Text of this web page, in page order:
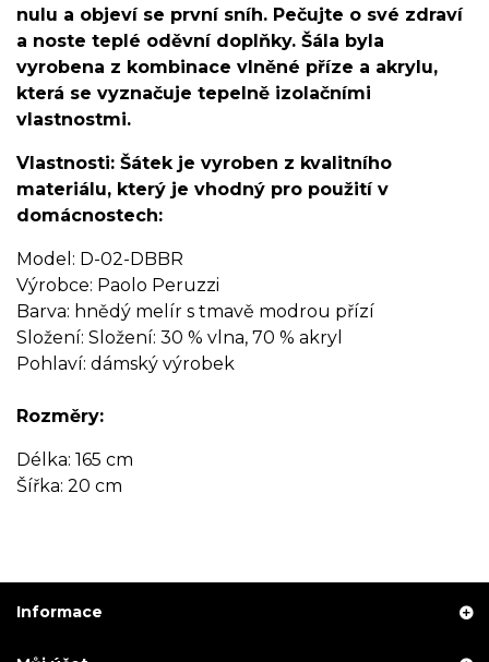
nulu a objeví se první sníh. Pečujte o své zdraví
a noste teplé oděvní doplňky. Šála byla
vyrobena z kombinace vlněné příze a akrylu,
která se vyznačuje tepelně izolačními
vlastnostmi.
Vlastnosti: Šátek je vyroben z kvalitního
materiálu, který je vhodný pro použití v
domácnostech:
Model: D-02-DBBR
Výrobce: Paolo Peruzzi
Barva: hnědý melír s tmavě modrou přízí
Složení: Složení: 30 % vlna, 70 % akryl
Pohlaví: dámský výrobek
Rozměry:
Délka: 165 cm
Šířka: 20 cm
Informace